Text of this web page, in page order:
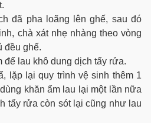
đã pha loãng lên ghế, sau đó
chà xát nhẹ nhàng theo vòng
đều ghế.
để lau khô dung dịch tẩy rửa.
lặp lại quy trình vệ sinh thêm 1
khăn ẩm lau lại một lần nữa
tẩy rửa còn sót lại cũng như lau